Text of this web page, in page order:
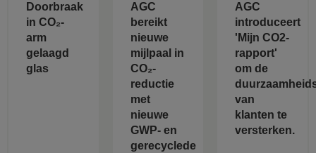
Doorbraak
in CO₂-
arm
gelaagd
glas
AGC
bereikt
nieuwe
mijlpaal in
CO₂-
reductie
met
nieuwe
GWP- en
gerecyclede
AGC
introduceert
'Mijn CO2-
rapport'
om de
van
klanten te
versterken.